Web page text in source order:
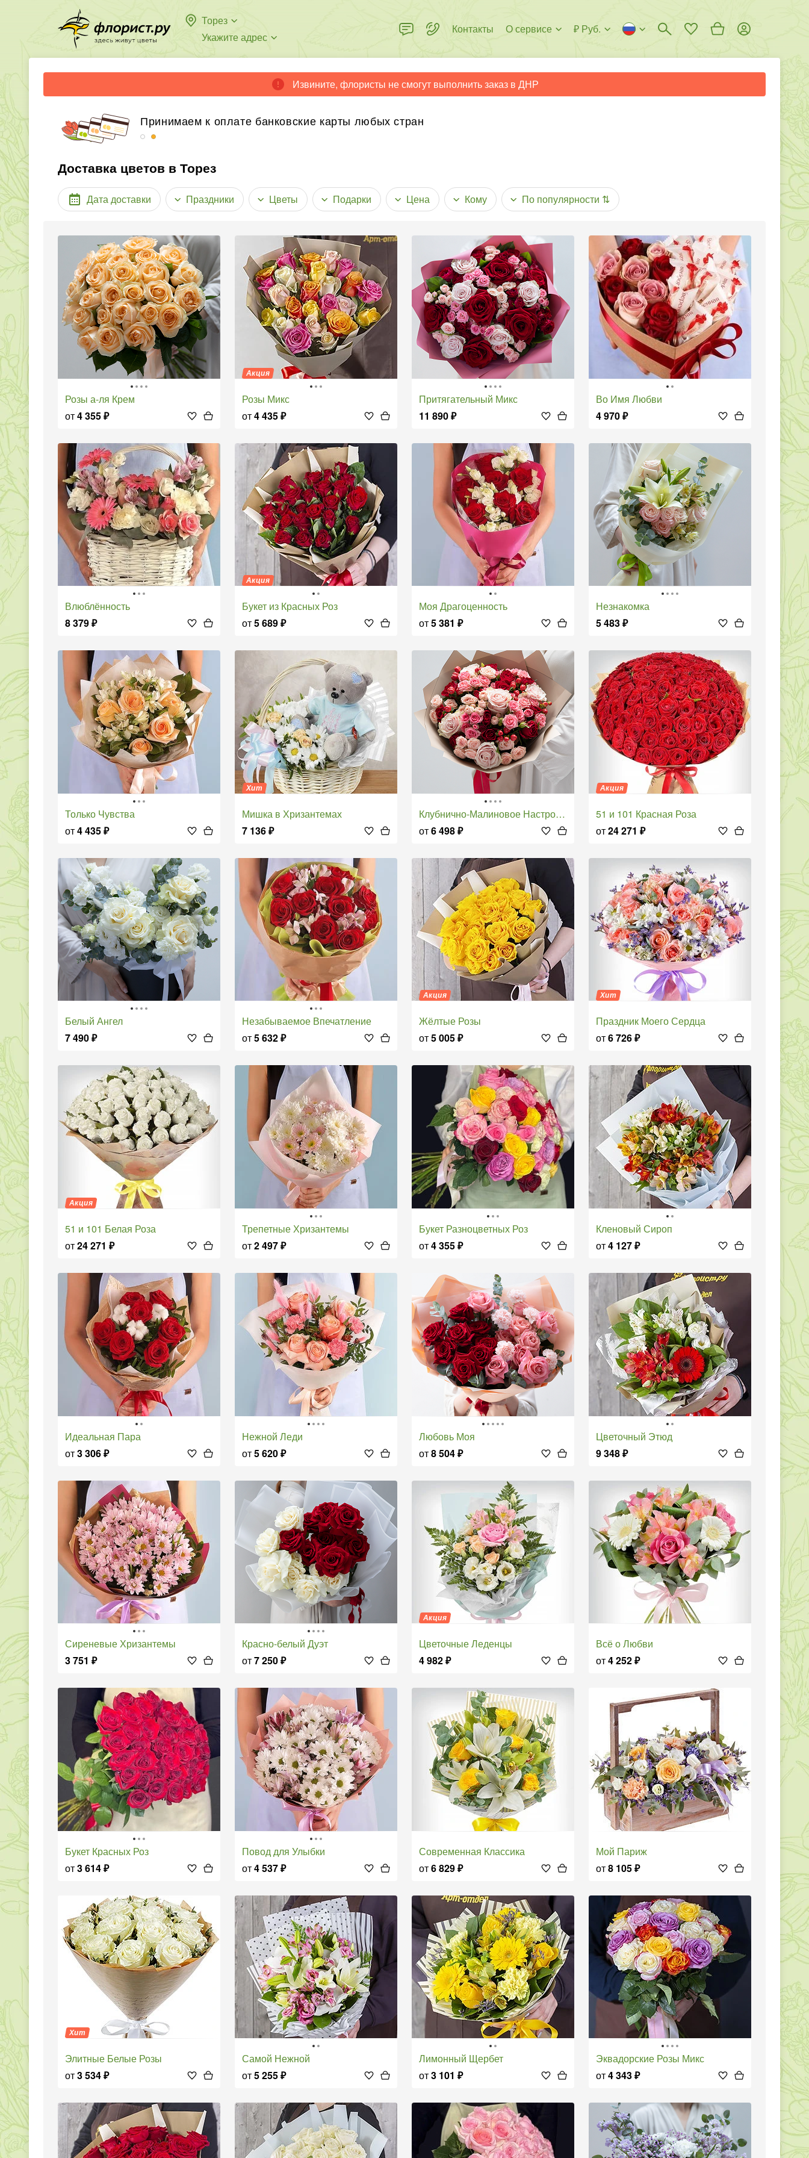
Торез
Укажите адрес
Контакты О сервисе ₽ Руб.
Извините, флористы не смогут выполнить заказ в ДНР
Бесплатная доставка в пределах города
Принимаем к оплате банковские карты любых стран
Доставка цветов в Торез
Дата доставки Праздники Цветы Подарки Цена Кому По популярности ⇅
Розы а-ля Крем
от4 355₽
Акция
Розы Микс
от4 435₽
Притягательный Микс
11 890₽
Во Имя Любви
4 970₽
Влюблённость
8 379₽
Акция
Букет из Красных Роз
от5 689₽
Моя Драгоценность
от5 381 ₽
Незнакомка
5 483₽
Только Чувства
от4 435₽
Хит
Мишка в Хризантемах
7 136₽
Клубнично-Малиновое Настроение
от6 498₽
Акция
51 и 101 Красная Роза
от24 271 ₽
Белый Ангел
7 490₽
Незабываемое Впечатление
от5 632₽
Акция
Жёлтые Розы
от5 005₽
Хит
Праздник Моего Сердца
от6 726₽
Акция
51 и 101 Белая Роза
от24 271 ₽
Трепетные Хризантемы
от2 497₽
Букет Разноцветных Роз
от4 355₽
Кленовый Сироп
от4 127₽
Идеальная Пара
от3 306₽
Нежной Леди
от5 620₽
Любовь Моя
от8 504₽
Цветочный Этюд
9 348₽
Сиреневые Хризантемы
3 751 ₽
Красно-белый Дуэт
от7 250₽
Акция
Цветочные Леденцы
4 982₽
Всё о Любви
от4 252₽
Букет Красных Роз
от3 614₽
Повод для Улыбки
от4 537₽
Современная Классика
от6 829₽
Мой Париж
от8 105₽
Хит
Элитные Белые Розы
от3 534₽
Самой Нежной
от5 255₽
Лимонный Щербет
от3 101 ₽
Эквадорские Розы Микс
от4 343₽